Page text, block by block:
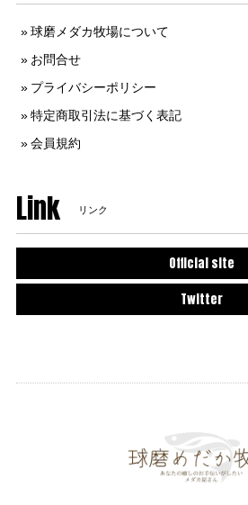
球磨メダカ牧場について
お問合せ
プライバシーポリシー
特定商取引法に基づく表記
会員規約
Link リンク
Official site
Twitter